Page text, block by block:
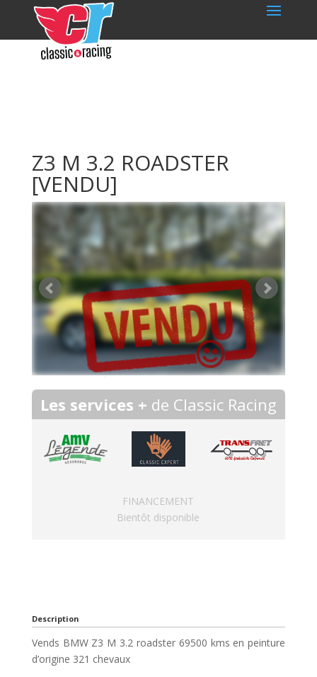
Z3 M 3.2 ROADSTER
[VENDU]
Les services + de Classic Racing
FINANCEMENT
Bientôt disponible
Description
Vends BMW Z3 M 3.2 roadster 69500 kms en peinture
d’origine 321 chevaux